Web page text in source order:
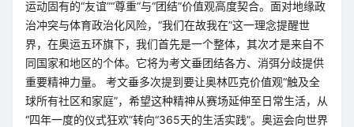
运动固有的“友谊”“尊重”与“团结”价值观高度契合。面对地缘政
治冲突与体育政治化风险，“我们在故我在”这一理念提醒世
界，在奥运五环旗下，我们首先是一个整体，其次才是来自不
同国家和地区的个体。它将为考文垂团结各方、消弭分歧提供
重要精神力量。 考文垂多次提到要让奥林匹克价值观“触及全
球所有社区和家庭”，希望这种精神从赛场延伸至日常生活，从
“四年一度的仪式狂欢”转向“365天的生活实践”。奥运会向世界